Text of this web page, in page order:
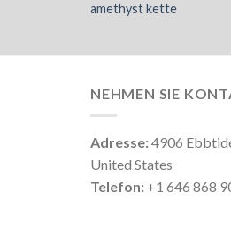
amethyst kette
NEHMEN SIE
Adresse:4906
United States
Telefon: +1 646 868